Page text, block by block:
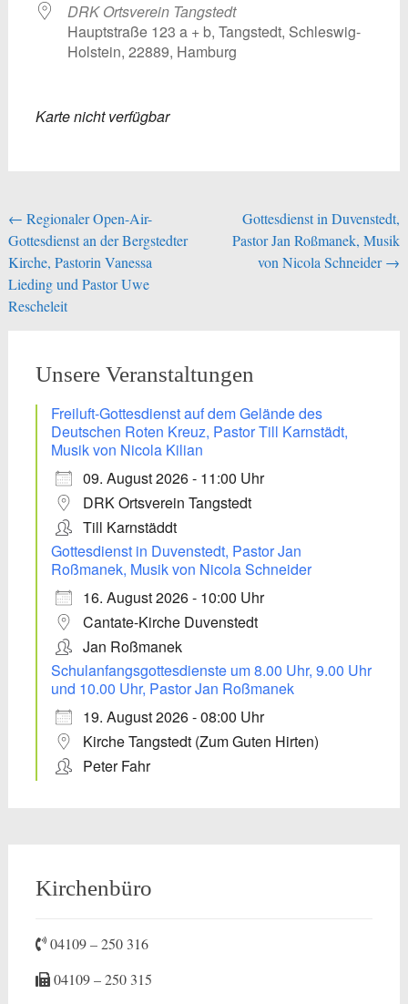
DRK Ortsverein Tangstedt
Hauptstraße 123 a + b, Tangstedt, Schleswig-
Holstein, 22889, Hamburg
Karte nicht verfügbar
Beitragsnavigation
← Regionaler Open-Air-
Gottesdienst an der Bergstedter
Kirche, Pastorin Vanessa
Lieding und Pastor Uwe
Rescheleit
Gottesdienst in Duvenstedt,
Pastor Jan Roßmanek, Musik
von Nicola Schneider→
Unsere Veranstaltungen
Freiluft-Gottesdienst auf dem Gelände des
Deutschen Roten Kreuz, Pastor Till Karnstädt,
Musik von Nicola Kilian
09. August 2026 - 11:00 Uhr
DRK Ortsverein Tangstedt
Till Karnstäddt
Gottesdienst in Duvenstedt, Pastor Jan
Roßmanek, Musik von Nicola Schneider
16. August 2026 - 10:00 Uhr
Cantate-Kirche Duvenstedt
Jan Roßmanek
Schulanfangsgottesdienste um 8.00 Uhr, 9.00 Uhr
und 10.00 Uhr, Pastor Jan Roßmanek
19. August 2026 - 08:00 Uhr
Kirche Tangstedt (Zum Guten Hirten)
Peter Fahr
Kirchenbüro
04109 – 250 316
04109 – 250 315